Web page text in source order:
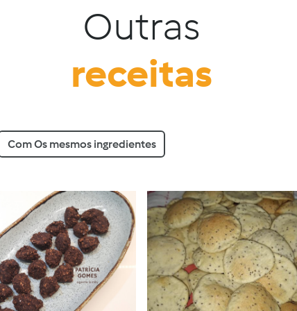
Outras
receitas
Com Os mesmos ingredientes